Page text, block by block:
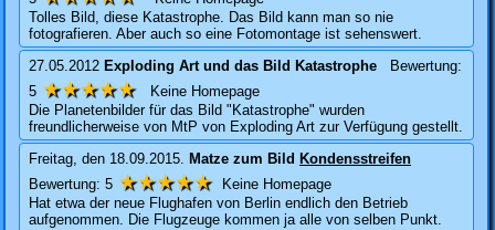
Tolles Bild, diese Katastrophe. Das Bild kann man so nie
fotografieren. Aber auch so eine Fotomontage ist sehenswert.
27.05.2012 Exploding Artund das Bild Katastrophe Bewertung:
5 ★★★★★
Keine Homepage
Die Planetenbilder für das Bild "Katastrophe" wurden
freundlicherweise von MtP von Exploding Art zur Verfügung gestellt.
Freitag, den 18.09.2015. Matze zum Bild Kondensstreifen
Bewertung: 5 ★★★★★
Keine Homepage
Hat etwa der neue Flughafen von Berlin endlich den Betrieb
aufgenommen. Die Flugzeuge kommen ja alle von selben Punkt.